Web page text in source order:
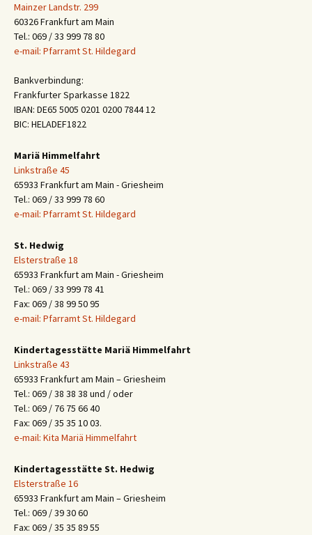
Mainzer Landstr. 299
60326 Frankfurt am Main
Tel.: 069 / 33 999 78 80
e-mail: Pfarramt St. Hildegard
Bankverbindung:
Frankfurter Sparkasse 1822
IBAN: DE65 5005 0201 0200 7844 12
BIC: HELADEF1822
Mariä Himmelfahrt
Linkstraße 45
65933 Frankfurt am Main - Griesheim
Tel.: 069 / 33 999 78 60
e-mail: Pfarramt St. Hildegard
St. Hedwig
Elsterstraße 18
65933 Frankfurt am Main - Griesheim
Tel.: 069 / 33 999 78 41
Fax: 069 / 38 99 50 95
e-mail: Pfarramt St. Hildegard
Kindertagesstätte Mariä Himmelfahrt
Linkstraße 43
65933 Frankfurt am Main – Griesheim
Tel.: 069 / 38 38 38 und / oder
Tel.: 069 / 76 75 66 40
Fax: 069 / 35 35 10 03.
e-mail: Kita Mariä Himmelfahrt
Kindertagesstätte St. Hedwig
Elsterstraße 16
65933 Frankfurt am Main – Griesheim
Tel.: 069 / 39 30 60
Fax: 069 / 35 35 89 55